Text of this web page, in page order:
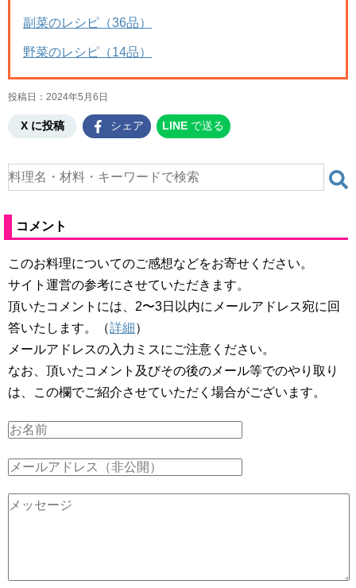
副菜のレシピ（36品）
野菜のレシピ（14品）
投稿日： 2024年5月6日
X に投稿 シェア LINE で送る
コメント
このお料理についてのご感想などをお寄せください。
サイト運営の参考にさせていただきます。
頂いたコメントには、2〜3日以内にメールアドレス宛に回
答いたします。（詳細）
メールアドレスの入力ミスにご注意ください。
なお、頂いたコメント及びその後のメール等でのやり取り
は、この欄でご紹介させていただく場合がございます。